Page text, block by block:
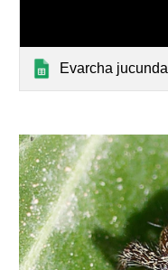
Evarcha jucunda